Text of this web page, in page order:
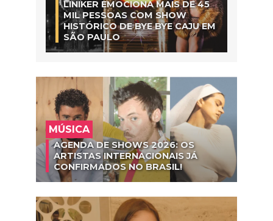
LINIKER EMOCIONA MAIS DE 45
MIL PESSOAS COM SHOW
HISTÓRICO DE BYE BYE CAJU EM
SÃO PAULO
MÚSICA
AGENDA DE SHOWS 2026: OS
ARTISTAS INTERNACIONAIS JÁ
CONFIRMADOS NO BRASIL!